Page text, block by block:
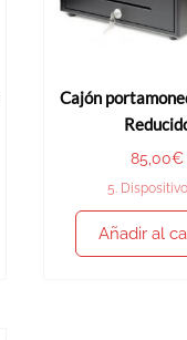
Cajón
85,00€
5.
Añadir al